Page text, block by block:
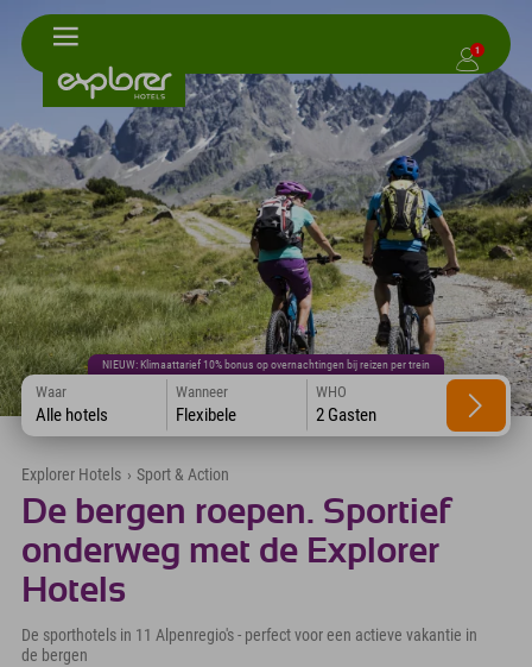
1
NIEUW: Klimaattarief 10% bonus op overnachtingen bij reizen per trein
Waar
Alle hotels
Wanneer
Flexibele
WHO
2 Gasten
Explorer Hotels › Sport & Action
De bergen roepen. Sportief
onderweg met de Explorer
Hotels
De sporthotels in 11 Alpenregio's - perfect voor een actieve vakantie in
de bergen